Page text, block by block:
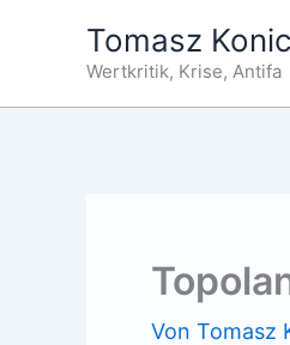
Tomasz
Wertkritik, Krise, Antifa
Von Tomasz